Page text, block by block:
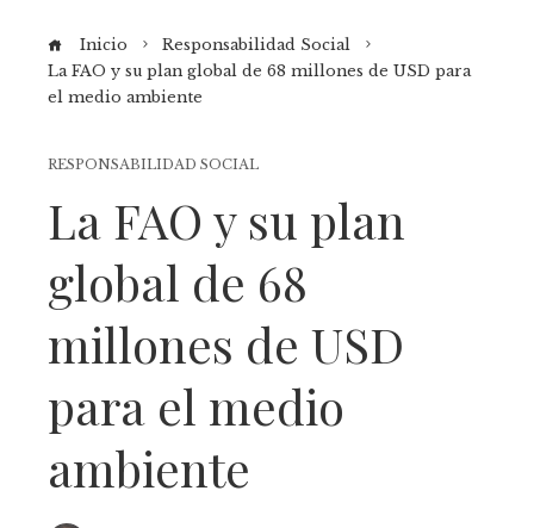
Inicio
Responsabilidad Social
La FAO y su plan global de 68 millones de USD para
el medio ambiente
RESPONSABILIDAD SOCIAL
La FAO y su plan
global de 68
millones de USD
para el medio
ambiente